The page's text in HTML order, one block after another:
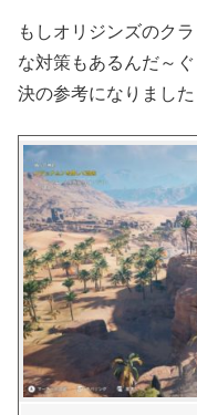
もしオリジンズのク
な対策もあるんだ～
決の参考になりまし